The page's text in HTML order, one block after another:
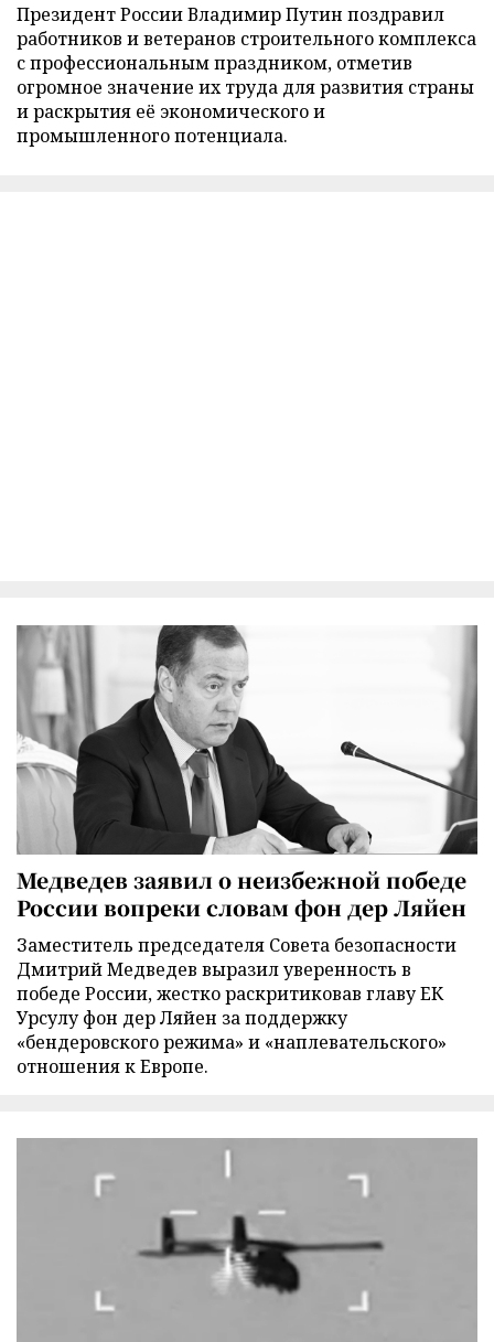
Президент России Владимир Путин поздравил
работников и ветеранов строительного комплекса
с профессиональным праздником, отметив
огромное значение их труда для развития страны
и раскрытия её экономического и
промышленного потенциала.
Медведев заявил о неизбежной победе
России вопреки словам фон дер Ляйен
Заместитель председателя Совета безопасности
Дмитрий Медведев выразил уверенность в
победе России, жестко раскритиковав главу ЕК
Урсулу фон дер Ляйен за поддержку
«бендеровского режима» и «наплевательского»
отношения к Европе.